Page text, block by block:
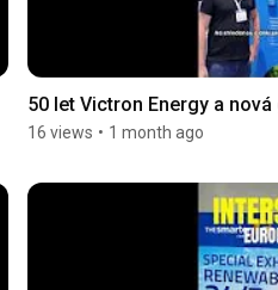
50 let Victron Energy a
16 views • 1 month ago